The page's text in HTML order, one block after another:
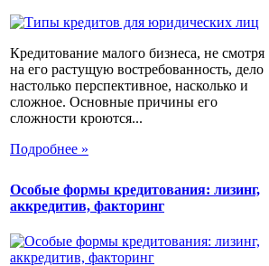
Кредитование малого бизнеса, не смотря
на его растущую востребованность, дело
настолько перспективное, насколько и
сложное. Основные причины его
сложности кроются...
Подробнее »
Особые формы кредитования: лизинг,
аккредитив, факторинг